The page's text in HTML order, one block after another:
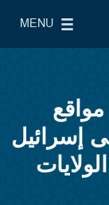
MENU
Main Menu
إسرائيل